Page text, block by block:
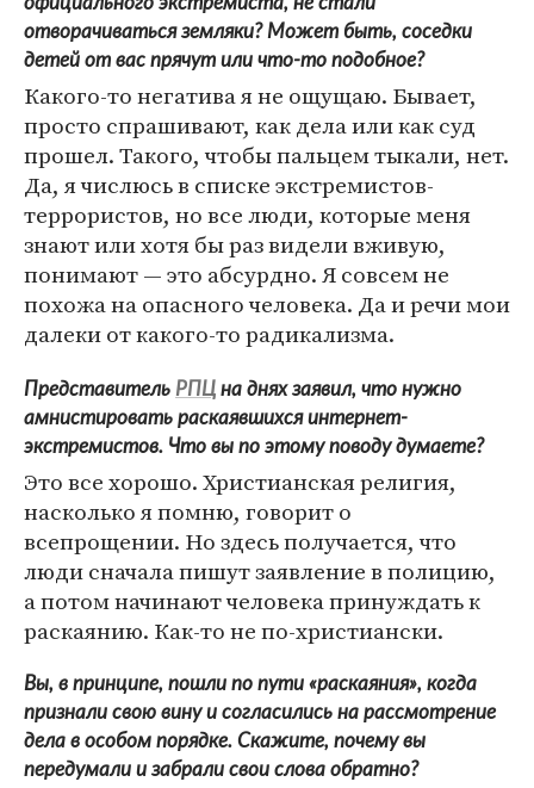
отворачиваться земляки? Может быть, соседки
детей от вас прячут или что-то подобное?
Какого-то негатива я не ощущаю. Бывает,
просто спрашивают, как дела или как суд
прошел. Такого, чтобы пальцем тыкали, нет.
Да, я числюсь в списке экстремистов-
террористов, но все люди, которые меня
знают или хотя бы раз видели вживую,
понимают — это абсурдно. Я совсем не
похожа на опасного человека. Да и речи мои
далеки от какого-то радикализма.
Представитель РПЦ на днях заявил, что нужно
амнистировать раскаявшихся интернет-
экстремистов. Что вы по этому поводу думаете?
Это все хорошо. Христианская религия,
насколько я помню, говорит о
всепрощении. Но здесь получается, что
люди сначала пишут заявление в полицию,
а потом начинают человека принуждать к
раскаянию. Как-то не по-христиански.
Вы, в принципе, пошли по пути «раскаяния», когда
признали свою вину и согласились на рассмотрение
дела в особом порядке. Скажите, почему вы
передумали и забрали свои слова обратно?